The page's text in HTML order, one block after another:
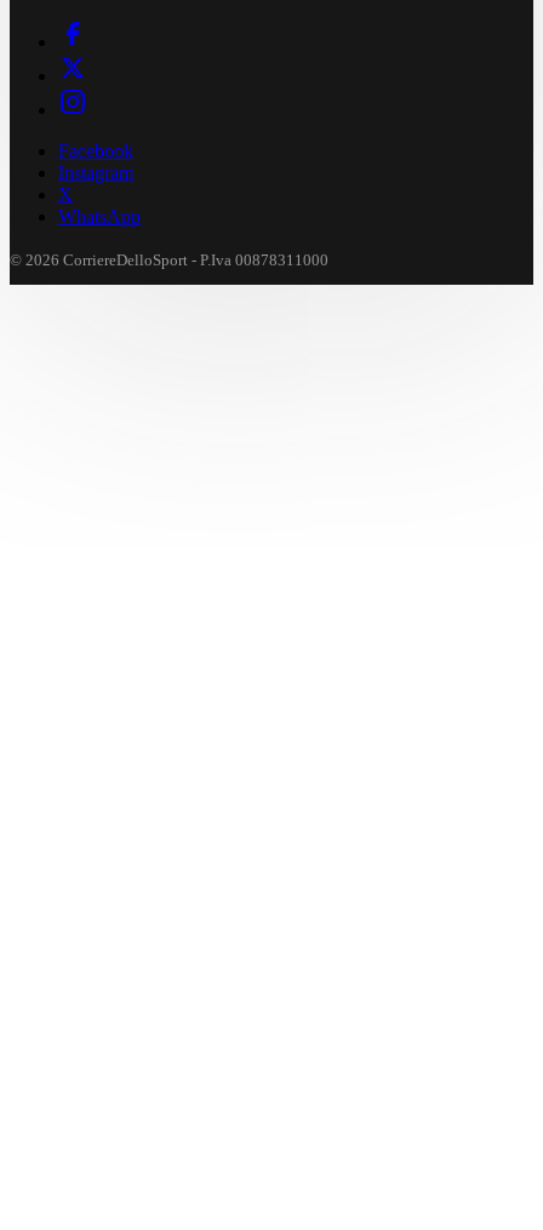
Facebook
Instagram
X
WhatsApp
© 2026 CorriereDelloSport - P.Iva 00878311000